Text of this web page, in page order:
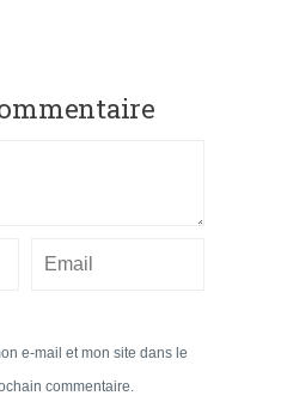
e-mail et mon site dans le
commentaire.